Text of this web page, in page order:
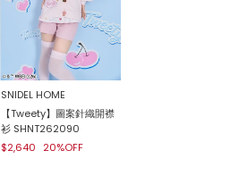
SNIDEL HOME
【Tweety】圖案針織開襟
衫 SHNT262090
$2,640
20%OFF